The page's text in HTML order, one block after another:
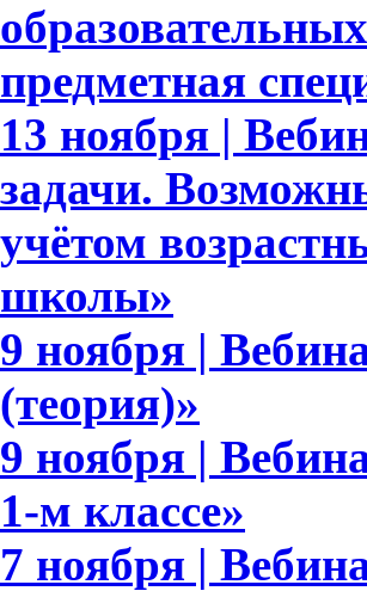
предметная
13 ноября |
задачи.
учётом
школы»
9 ноября |
(теория)»
9 ноября |
1-м классе»
7 ноября |